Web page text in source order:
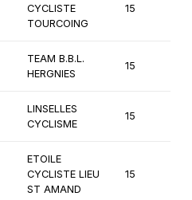
CYCLISTE
TOURCOING
15
TEAM B.B.L.
HERGNIES
15
LINSELLES
CYCLISME
15
ETOILE
CYCLISTE LIEU
ST AMAND
15